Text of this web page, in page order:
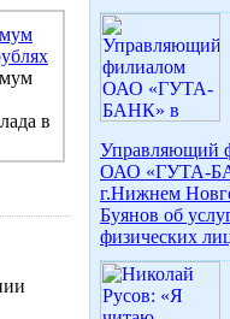
в
Управляющий
ОАО «ГУТА-
г.Нижнем
Буянов об
физических